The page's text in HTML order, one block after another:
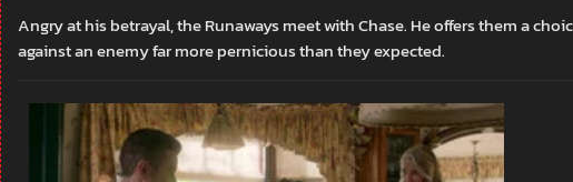
Angry at his betrayal, the Runaways meet with Chase. He offers them a
against an enemy far more pernicious than they expected.